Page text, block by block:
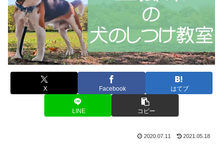
X Facebook はてブ
LINE コピー
2020.07.11 2021.05.18